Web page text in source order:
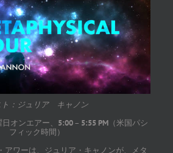
ト：ジュリア キャノン
オンエアー、 5:00– 5:55 PM （米国パシ
フィック時間）
アワーは、ジュリア・キャノンが、メタ